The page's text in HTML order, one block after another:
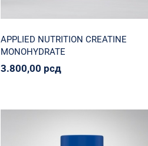
APPLIED NUTRITION CREATINE
MONOHYDRATE
3.800,00 рсд